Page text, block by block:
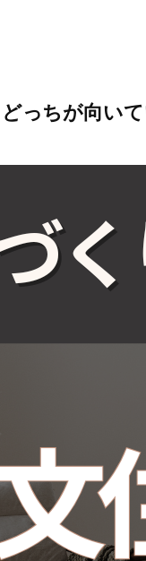
っちが向い